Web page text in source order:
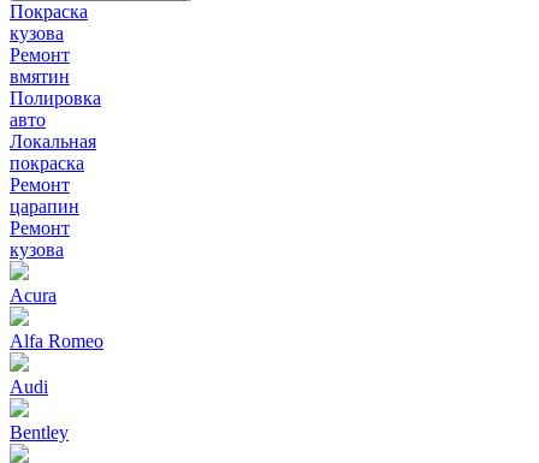
Покраска
кузова
Ремонт
вмятин
Полировка
авто
Локальная
покраска
Ремонт
царапин
Ремонт
кузова
Acura
Alfa Romeo
Audi
Bentley